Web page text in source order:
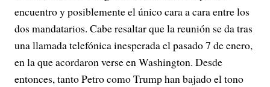
encuentro y posiblemente el único cara a cara entre los
dos mandatarios. Cabe resaltar que la reunión se da tras
una llamada telefónica inesperada el pasado 7 de enero,
en la que acordaron verse en Washington. Desde
entonces, tanto Petro como Trump han bajado el tono